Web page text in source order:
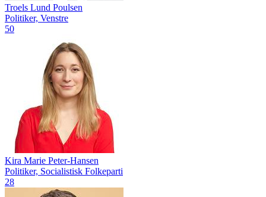
Troels Lund Poulsen
Politiker, Venstre
50
Kira Marie Peter-Hansen
Politiker, Socialistisk Folkeparti
28